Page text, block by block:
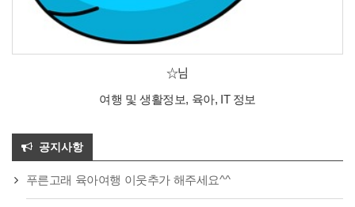
☆님
여행 및 생활정보, 육아, IT 정보
공지사항
푸른고래 육아여행 이웃추가 해주세요^^